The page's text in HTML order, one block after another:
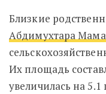
Близкие
Абдимухтара
Их площадь
увеличилась на 5.1